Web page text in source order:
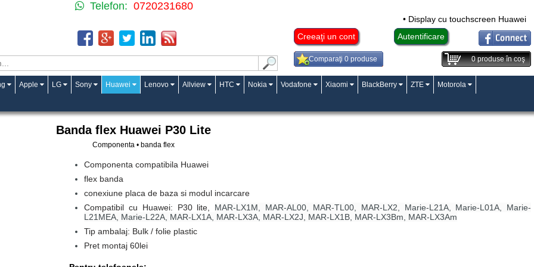
Telefon: 0720231680
• Display cu touchscreen Huawei
Creeaţi un cont
Autentificare
Comparaţi 0 produse 0produse în coş
Apple LG Sony Huawei Lenovo Allview HTC Nokia Vodafone Xiaomi BlackBerry ZTE Motorola
Banda flex Huawei P30 Lite
Componenta • banda flex
Componenta compatibila Huawei
flex banda
conexiune placa de baza si modul incarcare
Compatibil cu Huawei: P30 lite, MAR-LX1M, MAR-AL00, MAR-TL00, MAR-LX2, Marie-L21A, Marie-L01A, Marie-
L21MEA, Marie-L22A, MAR-LX1A, MAR-LX3A, MAR-LX2J, MAR-LX1B, MAR-LX3Bm, MAR-LX3Am
Tip ambalaj: Bulk / folie plastic
Pret montaj 60lei